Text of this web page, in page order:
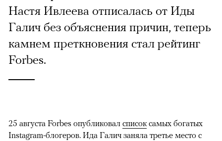
Настя Ивлеева отписалась от Иды
Галич без объяснения причин, теперь
камнем преткновения стал рейтинг
Forbes.
25 августа Forbes опубликовал список самых богатых
Instagram-блогеров. Ида Галич заняла третье место с